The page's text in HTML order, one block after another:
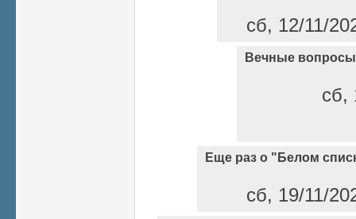
сб, 12/11/
Вечные вопросы
сб,
Еще раз о "Белом
сб, 19/11/